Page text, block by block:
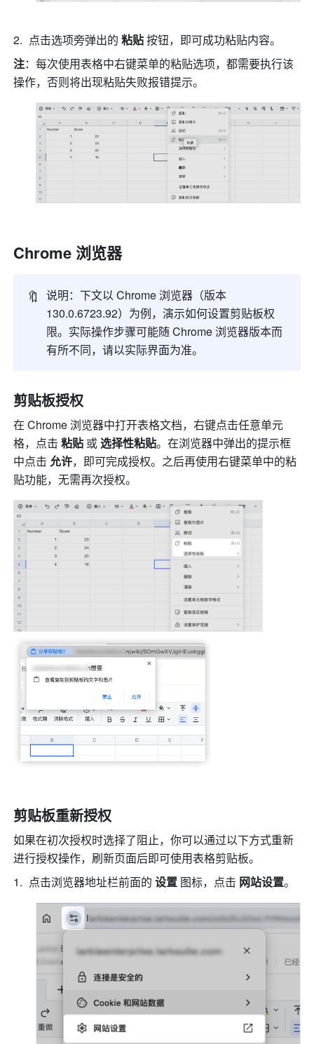
点击选项旁弹出的 粘贴 按钮，即可成功粘贴内容。
注：每次使用表格中右键菜单的粘贴选项，都需要执行该
操作，否则将出现粘贴失败报错提示。
Chrome 浏览器
🔖
说明：下文以 Chrome 浏览器（版本
130.0.6723.92）为例，演示如何设置剪贴板权
限。实际操作步骤可能随 Chrome 浏览器版本而
有所不同，请以实际界面为准。
剪贴板授权
在 Chrome 浏览器中打开表格文档，右键点击任意单元
格，点击 粘贴 或 选择性粘贴。在浏览器中弹出的提示框
中点击 允许，即可完成授权。之后再使用右键菜单中的粘
贴功能，无需再次授权。
剪贴板重新授权
如果在初次授权时选择了阻止，你可以通过以下方式重新
进行授权操作，刷新页面后即可使用表格剪贴板。
点击浏览器地址栏前面的 设置 图标，点击 网站设置。